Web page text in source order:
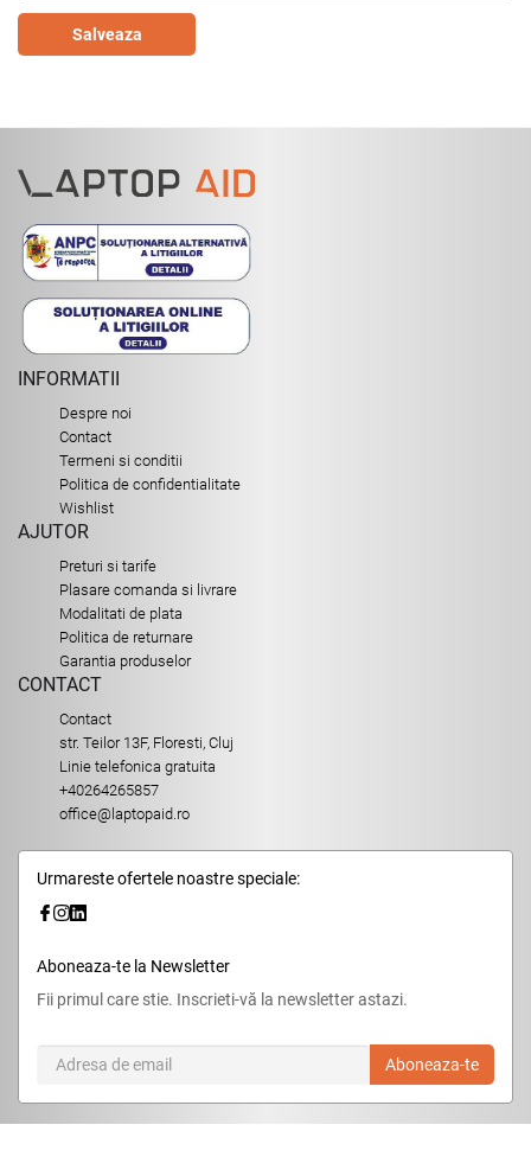
Salveaza
INFORMATII
Despre noi
Contact
Termeni si conditii
Politica de confidentialitate
Wishlist
AJUTOR
Preturi si tarife
Plasare comanda si livrare
Modalitati de plata
Politica de returnare
Garantia produselor
CONTACT
Contact
str. Teilor 13F, Floresti, Cluj
Linie telefonica gratuita
+40264265857
office@laptopaid.ro
Urmareste ofertele noastre speciale:
Aboneaza-te la Newsletter
Fii primul care stie. Inscrieti-vă la newsletter astazi.
Aboneaza-te